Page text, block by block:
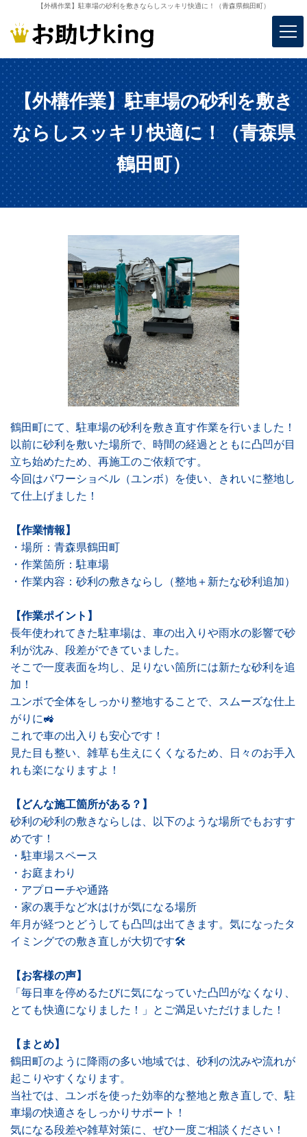
【外構作業】駐車場の砂利を敷きならしスッキリ快適に！（青森県鶴田町）
ハウスクリーニング
庭仕事
その他
法人様向け
【外構作業】駐車場の砂利を敷き
ならしスッキリ快適に！（青森県
鶴田町）
鶴田町にて、駐車場の砂利を敷き直す作業を行いました！
以前に砂利を敷いた場所で、時間の経過とともに凸凹が目
立ち始めたため、再施工のご依頼です。
今回はパワーショベル（ユンボ）を使い、きれいに整地し
て仕上げました！
【作業情報】
・場所：青森県鶴田町
・作業箇所：駐車場
・作業内容：砂利の敷きならし（整地＋新たな砂利追加）
【作業ポイント】
長年使われてきた駐車場は、車の出入りや雨水の影響で砂
利が沈み、段差ができていました。
そこで一度表面を均し、足りない箇所には新たな砂利を追
加！
ユンボで全体をしっかり整地することで、スムーズな仕上
がりに🚜
これで車の出入りも安心です！
見た目も整い、雑草も生えにくくなるため、日々のお手入
れも楽になりますよ！
【どんな施工箇所がある？】
砂利の砂利の敷きならしは、以下のような場所でもおすす
めです！
・駐車場スペース
・お庭まわり
・アプローチや通路
・家の裏手など水はけが気になる場所
年月が経つとどうしても凸凹は出てきます。気になったタ
イミングでの敷き直しが大切です🛠️
【お客様の声】
「毎日車を停めるたびに気になっていた凸凹がなくなり、
とても快適になりました！」とご満足いただけました！
【まとめ】
鶴田町のように降雨の多い地域では、砂利の沈みや流れが
起こりやすくなります。
当社では、ユンボを使った効率的な整地と敷き直しで、駐
車場の快適さをしっかりサポート！
気になる段差や雑草対策に、ぜひ一度ご相談ください！